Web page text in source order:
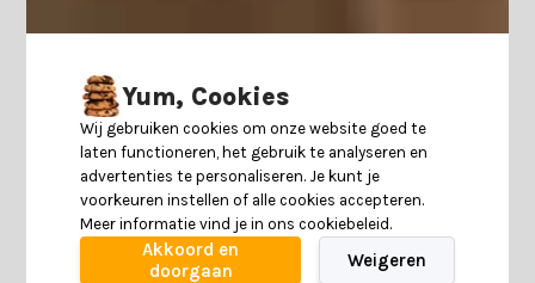
Yum, Cookies
Wij gebruiken cookies om onze website goed te
laten functioneren, het gebruik te analyseren en
advertenties te personaliseren. Je kunt je
voorkeuren instellen of alle cookies accepteren.
Meer informatie vind je in ons cookiebeleid.
Akkoord en
doorgaan
Weigeren